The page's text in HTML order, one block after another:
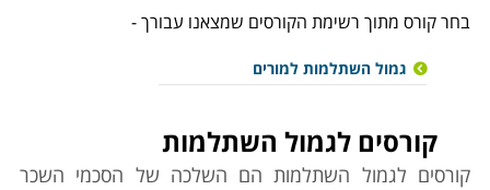
בחר קורס מתוך רשימת הקורסים שמצאנו עבורך -
גמול השתלמות למורים
קורסים לגמול השתלמות
קורסים לגמול השתלמות הם השלכה של הסכמי השכר